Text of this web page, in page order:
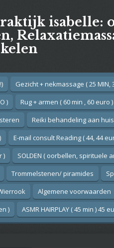
isabelle:
Gezicht + nekmassage ( 25 MIN,
)
Rug + armen ( 60 min , 60 euro )
Reiki behandeling aan
E-mail consult Reading ( 44, 44
)
SOLDEN ( oorbellen, spirituele
Trommelstenen/ piramides
Algemene voorwaarden
)
ASMR HAIRPLAY ( 45 min ) 45